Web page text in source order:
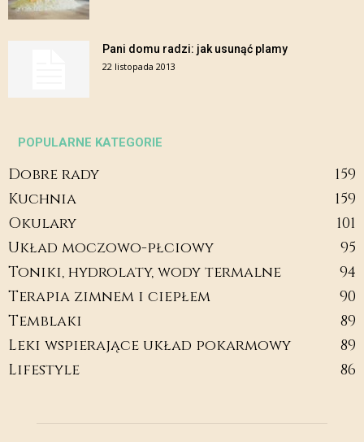
Pani domu radzi: jak usunąć plamy
22 listopada 2013
POPULARNE KATEGORIE
Dobre rady
159
Kuchnia
159
Okulary
101
Układ moczowo-płciowy
95
Toniki, hydrolaty, wody termalne
94
Terapia zimnem i ciepłem
90
Temblaki
89
Leki wspierające układ pokarmowy
89
Lifestyle
86